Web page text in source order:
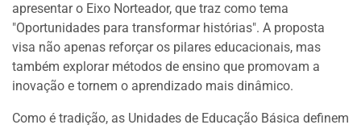
apresentar o Eixo Norteador, que traz como tema
"Oportunidades para transformar histórias". A proposta
visa não apenas reforçar os pilares educacionais, mas
também explorar métodos de ensino que promovam a
inovação e tornem o aprendizado mais dinâmico.
Como é tradição, as Unidades de Educação Básica definem